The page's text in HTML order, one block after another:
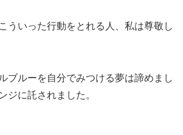
ういった行動をとれる人、私は尊敬し
ブルーを自分でみつける夢は諦めまし
ジに託されました。